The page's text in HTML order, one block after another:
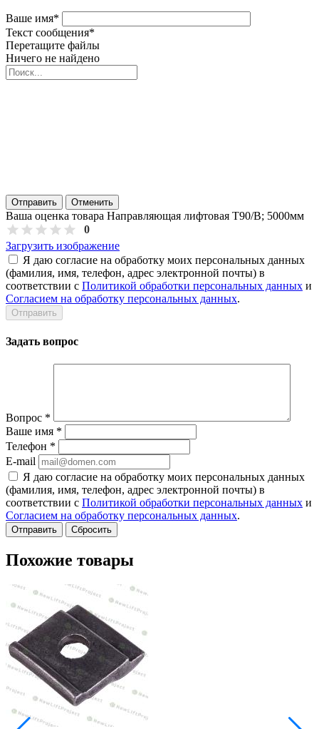
Ваше имя*
Текст сообщения*
Перетащите файлы
Ничего не найдено
Отправить Отменить
Ваша оценка товара Направляющая лифтовая Т90/В; 5000мм
0
Загрузить изображение
Я даю согласие на обработку моих персональных данных
(фамилия, имя, телефон, адрес электронной почты) в
соответствии с Политикой обработки персональных данных и
Согласием на обработку персональных данных.
Задать вопрос
Вопрос *
Ваше имя *
Телефон *
E-mail
Я даю согласие на обработку моих персональных данных
(фамилия, имя, телефон, адрес электронной почты) в
соответствии с Политикой обработки персональных данных и
Согласием на обработку персональных данных.
Сбросить
Похожие товары